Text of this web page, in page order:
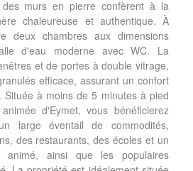
murs en pierre confèrent à la
chaleureuse et authentique. À
deux chambres aux dimensions
d'eau moderne avec WC. La
et de portes à double vitrage,
efficace, assurant un confort
à moins de 5 minutes à pied
d'Eymet, vous bénéficierez
large éventail de commodités,
des restaurants, des écoles et un
animé, ainsi que les populaires